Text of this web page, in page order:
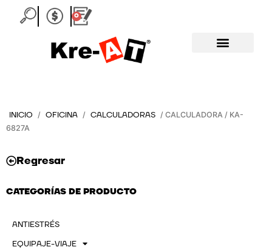
0
Carrito
INICIO / OFICINA / CALCULADORAS / CALCULADORA / KA-
6827A
Regresar
CATEGORÍAS DE PRODUCTO
ANTIESTRÉS
EQUIPAJE-VIAJE